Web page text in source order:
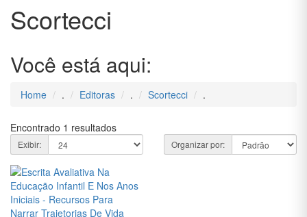
Cadastrar
ARTES E
CULTURA
ASSUNTOS
DIVERSOS
AUTOAJUDA
Scortecci
Você está aqui:
Home . Editoras . Scortecci .
Encontrado 1 resultados
Organizar por:
Exibir: